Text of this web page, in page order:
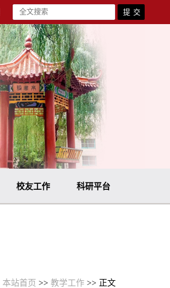
校友工作 科研平台
本站首页 >> 教学工作 >> 正文